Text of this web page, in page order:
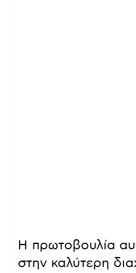
Η πρωτοβουλία
στην καλύτερη